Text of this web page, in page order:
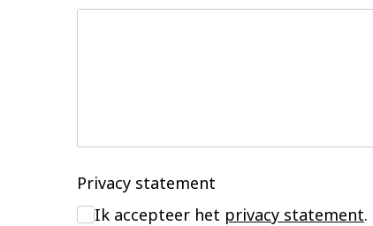
Privacy statement
Ik accepteer het privacy statement.